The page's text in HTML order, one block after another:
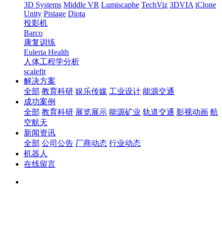
3D Systems Middle VR Lumiscaphe TechViz 3DVIA iClone
Unity Pistage Diota
投影机
Barco
康复训练
Euleria Health
人体工程学分析
scalefit
解决方案
全部 教育科研 娱乐传媒 工业设计 能源交通
成功案例
全部 教育科研 展览展示 能源矿业 轨道交通 影视动画 航
空航天
新闻资讯
全部 公司公告 厂商动态 行业动态
机器人
在线留言